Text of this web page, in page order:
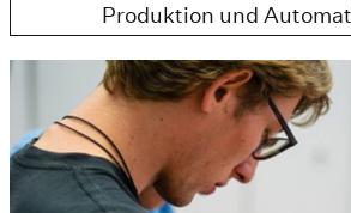
Produktion und